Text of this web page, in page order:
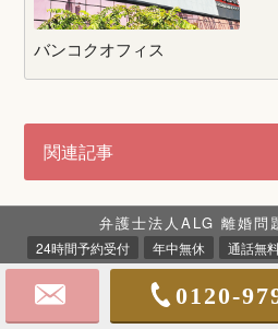
バンコクオフィス
関連記事
離婚弁護士
弁護士法人ALG 離婚問
24時間予約受付 年中無休 通話無
0120-